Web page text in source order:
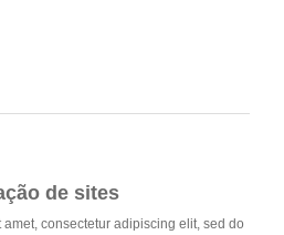
de sites
amet, consectetur adipiscing elit, sed do